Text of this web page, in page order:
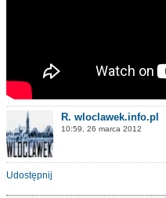
R. wloclawek.info.pl
10:59, 26 marca 2012
Udostępnij